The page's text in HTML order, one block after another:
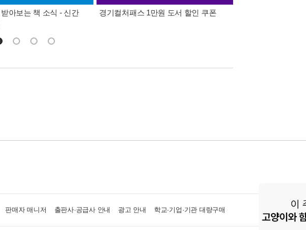
아보는 책 소식 - 신간
경기컬처패스 1만원 도서 할인 쿠폰
판매자 매니저 출판사·공급사 안내 광고 안내 학교·기업·기관 대량구매